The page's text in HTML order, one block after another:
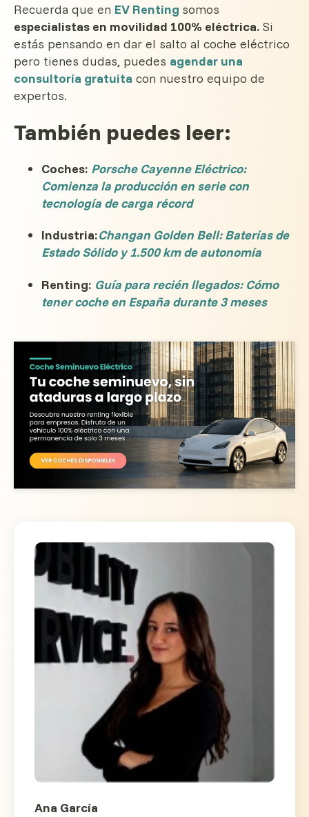
Recuerda que en EV Renting somos
especialistas en movilidad 100% eléctrica. Si
estás pensando en dar el salto al coche eléctrico
pero tienes dudas, puedes agendar una
consultoría gratuita con nuestro equipo de
expertos.
También puedes leer:
Coches: Porsche Cayenne Eléctrico:
Comienza la producción en serie con
tecnología de carga récord
Industria:Changan Golden Bell: Baterías de
Estado Sólido y 1.500 km de autonomía
Renting: Guía para recién llegados: Cómo
tener coche en España durante 3 meses
Ana García